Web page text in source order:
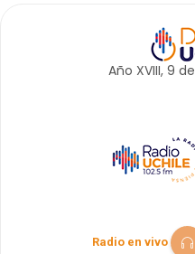
Año XVIII, 9 de
Radio en vivo